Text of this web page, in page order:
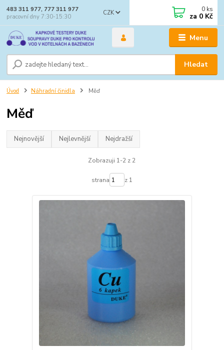
Menu
CZK
Hledat
483 311 977, 777 311 977
pracovní dny 7:30-15:30
0 ks
za 0 Kč
Úvod Náhradní činidla Měď
Měď
Nejnovější Nejlevnější Nejdražší
Zobrazuji 1-2 z 2
strana z 1